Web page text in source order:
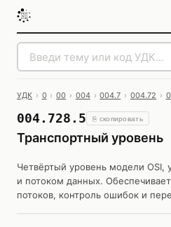
УДК › 0 › 00 › 004 › 004.7 › 004.72 ›
004.728.5 ⎘ скопировать
Транспортный уровень
Четвёртый уровень модели
и потоком данных.
потоков, контроль ошибок и